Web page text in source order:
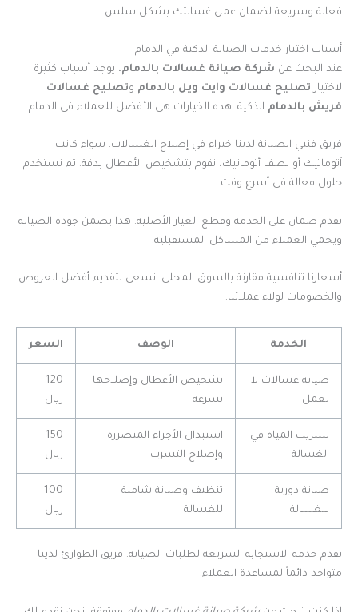
فعالة وسريعة لضمان عمل غسالتك بشكل سلس.
أسباب اختيار خدمات الصيانة الذكية في الدمام
عند البحث عن شركة صيانة غسالات بالدمام، يوجد أسباب كثيرة
لاختيار تصليح غسالات وايت ويل بالدمام وتصليح غسالات
فريش بالدمام الذكية. هذه الخيارات هي الأفضل للعملاء في الدمام.
فريق فنيي الصيانة لدينا خبراء في إصلاح الغسالات. سواء كانت
آتوماتيك أو نصف أتوماتيك، نقوم بتشخيص الأعطال بدقة. ثم نستخدم
حلول فعالة في أسرع وقت.
نقدم ضمان على الخدمة وقطع الغيار الأصلية. هذا يضمن جودة الصيانة
ويحمي العملاء من المشاكل المستقبلية.
أسعارنا تنافسية مقارنة بالسوق المحلي. نسعى لتقديم أفضل العروض
والخصومات لولاء عملائنا.
الخدمة الوصف السعر
صيانة غسالات لا
تعمل
تشخيص الأعطال وإصلاحها
بسرعة
120
ريال
تسريب المياه في
الغسالة
استبدال الأجزاء المتضررة
وإصلاح التسرب
150
ريال
صيانة دورية
للغسالة
تنظيف وصيانة شاملة
للغسالة
100
ريال
نقدم خدمة الاستجابة السريعة لطلبات الصيانة. فريق الطوارئ لدينا
متواجد دائماً لمساعدة العملاء.